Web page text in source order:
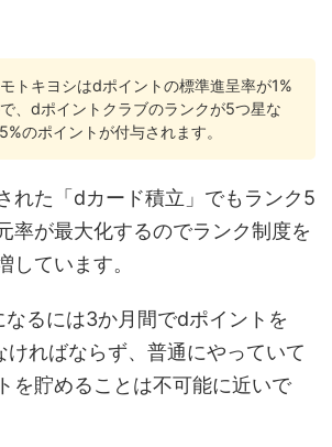
トキヨシはdポイントの標準進呈率が1%
、dポイントクラブのランクが5つ星な
のポイントが付与されます。
れた「dカード積立」でもランク5
率が最大化するのでランク制度を
しています。
なるには3か月間でdポイントを
ればならず、普通にやっていて
を貯めることは不可能に近いで